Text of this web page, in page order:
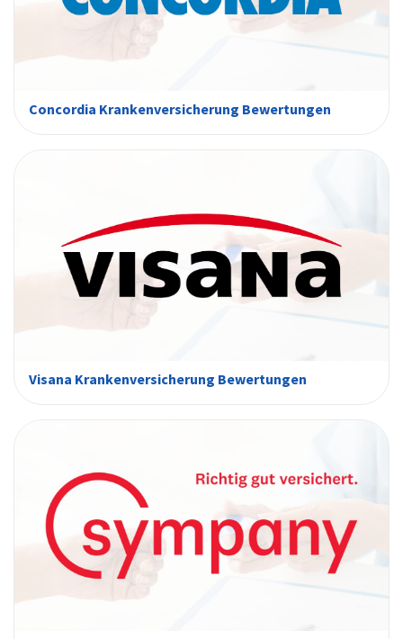
Concordia Krankenversicherung Bewertungen
Visana Krankenversicherung Bewertungen